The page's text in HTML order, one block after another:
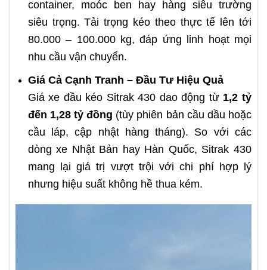
container, moóc ben hay hàng siêu trường
siêu trọng. Tải trọng kéo theo thực tế lên tới
80.000 – 100.000 kg, đáp ứng linh hoạt mọi
nhu cầu vận chuyển.
Giá Cả Cạnh Tranh – Đầu Tư Hiệu Quả
Giá xe đầu kéo Sitrak 430 dao động từ 1,2 tỷ
đến 1,28 tỷ đồng (tùy phiên bản cầu dầu hoặc
cầu láp, cập nhật hàng tháng). So với các
dòng xe Nhật Bản hay Hàn Quốc, Sitrak 430
mang lại giá trị vượt trội với chi phí hợp lý
nhưng hiệu suất không hề thua kém.